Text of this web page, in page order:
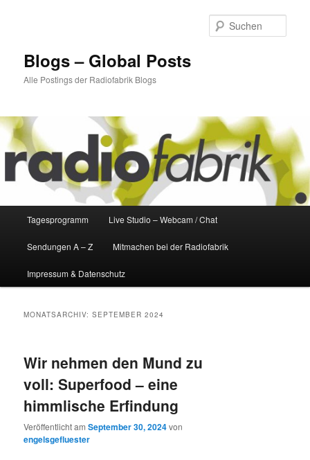
Blogs – Global Posts
Alle Postings der Radiofabrik Blogs
Tagesprogramm Live Studio – Webcam / Chat
Sendungen A – Z Mitmachen bei der Radiofabrik
Impressum & Datenschutz
MONATSARCHIV:SEPTEMBER 2024
Wir nehmen den Mund zu
voll: Superfood – eine
himmlische Erfindung
Veröffentlicht amSeptember 30, 2024von
engelsgefluester